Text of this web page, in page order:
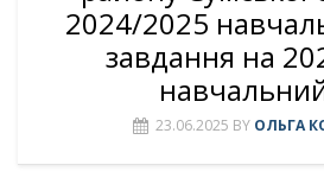
2024/2025
завдання на
23.06.2025 BY ОЛЬГА